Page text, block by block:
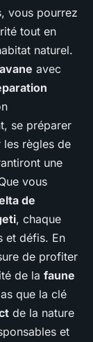
vous pourrez
tout en
naturel.
avec
se préparer
règles de
une
vous
de
, chaque
et défis. En
de profiter
de la faune
que la clé
de la nature
et